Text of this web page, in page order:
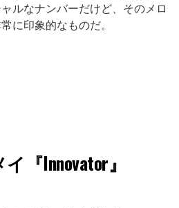
ルなナンバーだけど、そのメロ
に印象的なものだ。
『Innovator』